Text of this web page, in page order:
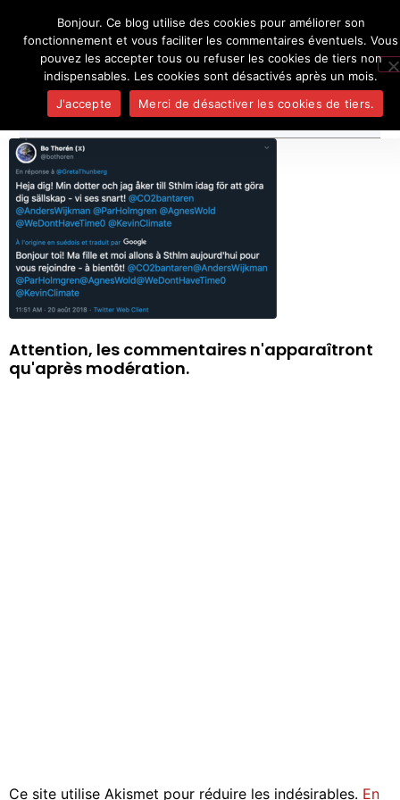
UN BLOG DESEL
Je pense, donc je ne suis personne
Médias
Attention, les commentaires n'apparaîtront
qu'après modération.
Ce site utilise Akismet pour réduire les indésirables. En
Bonjour. Ce blog utilise des cookies pour améliorer son
fonctionnement et vous faciliter les commentaires éventuels. Vous
pouvez les accepter tous ou refuser les cookies de tiers non
indispensables. Les cookies sont désactivés après un mois.
J'accepte
Merci de désactiver les cookies de tiers.